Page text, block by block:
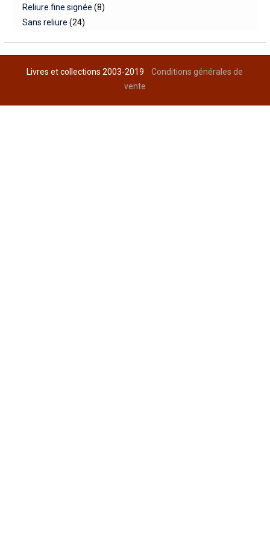
Reliure fine signée (8)
Sans reliure (24)
Livres et collections 2003-2019Conditions générales de
vente